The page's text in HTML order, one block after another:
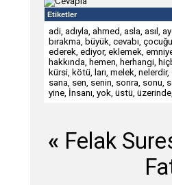
Etiketler
adi, adıyla, ahmed, asla, asıl ,
bırakma, büyük, cevabı, çocuğu
ederek, ediyor, eklemek,
hakkında, hemen, herhangi,
kürsi, kötü, ları, melek, nelerdir,
sana, sen, senin, sonra, sonu,
yine, İnsanı, yok, üstü, üzerinde,
« Felak